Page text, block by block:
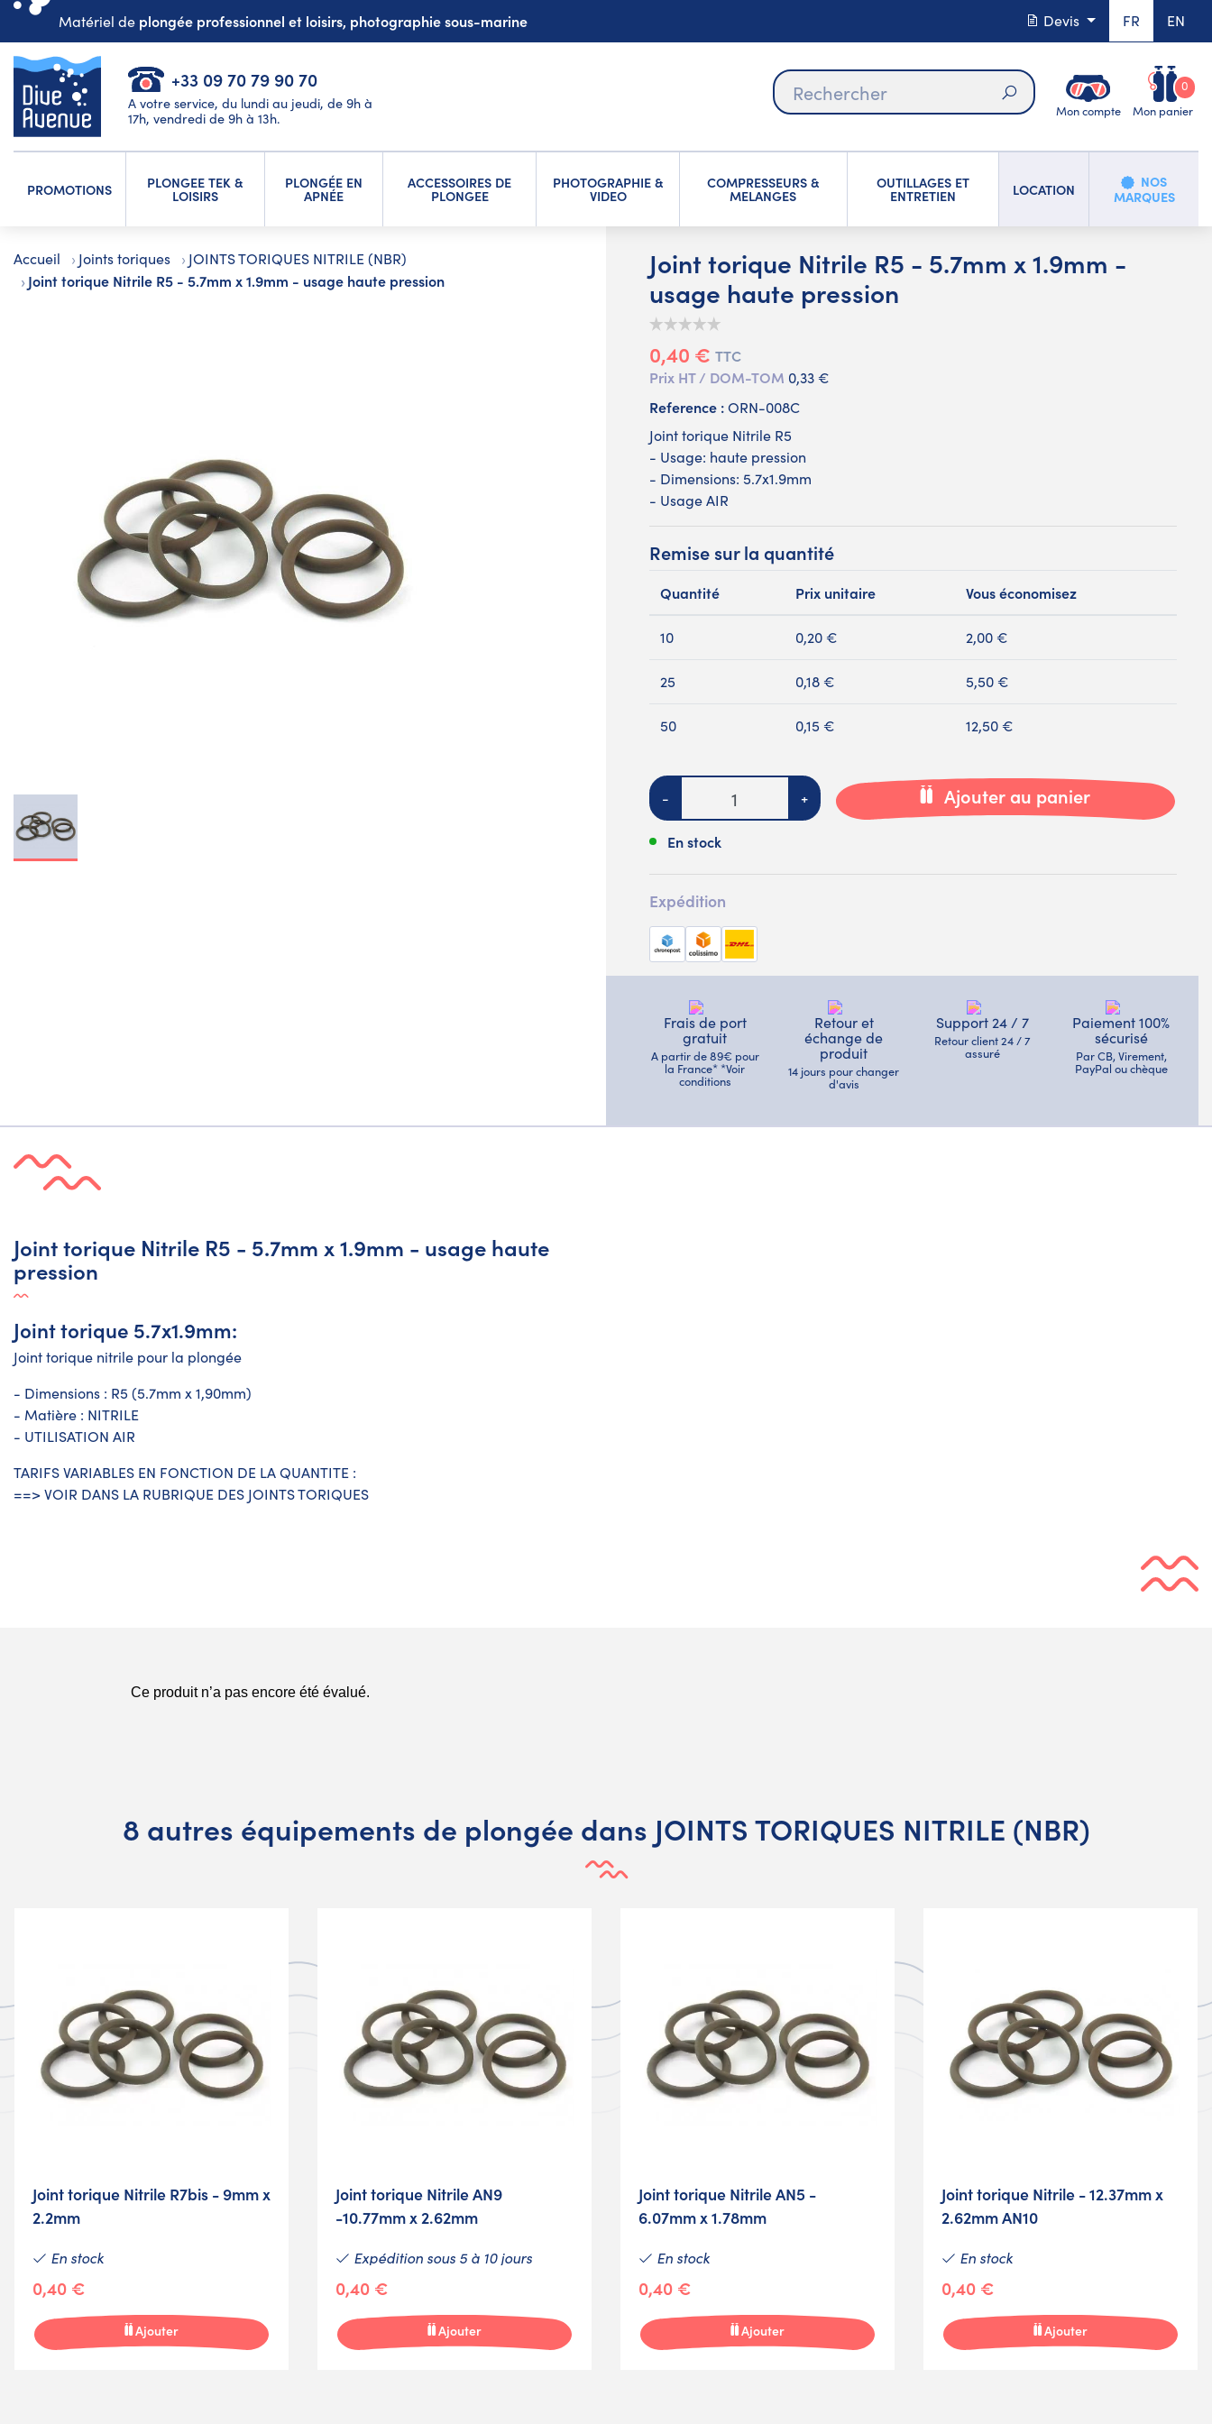
Matériel de plongée professionnel et loisirs, photographie sous-marine Devis FR EN
+33 09 70 79 90 70
A votre service, du lundi au jeudi, de 9h à
17h, vendredi de 9h à 13h.
Rechercher
Mon compte Mon panier
0
PROMOTIONS PLONGEE TEK &
LOISIRS
PLONGÉE EN
APNÉE
ACCESSOIRES DE
PLONGEE
PHOTOGRAPHIE &
VIDEO
COMPRESSEURS &
MELANGES
OUTILLAGES ET
ENTRETIEN LOCATION
NOS
MARQUES
Accueil Joints toriques JOINTS TORIQUES NITRILE (NBR)
Joint torique Nitrile R5 - 5.7mm x 1.9mm - usage haute pression
Joint torique Nitrile R5 - 5.7mm x 1.9mm -
usage haute pression
0,40 € TTC
Prix HT / DOM-TOM 0,33 €
Reference :ORN-008C
Joint torique Nitrile R5
- Usage: haute pression
- Dimensions: 5.7x1.9mm
- Usage AIR
Remise sur la quantité
Quantité Prix unitaire Vous économisez
10 0,20 € 2,00 €
25 0,18 € 5,50 €
50 0,15 € 12,50 €
Quantité
- + Ajouter au panier
En stock
Expédition
Frais de port
gratuit
A partir de 89€ pour
la France* *Voir
conditions
Retour et
échange de
produit
14 jours pour changer
d'avis
Support 24 / 7
Retour client 24 / 7
assuré
Paiement 100%
sécurisé
Par CB, Virement,
PayPal ou chèque
Joint torique Nitrile R5 - 5.7mm x 1.9mm - usage haute
pression
Joint torique 5.7x1.9mm:
Joint torique nitrile pour la plongée
- Dimensions : R5 (5.7mm x 1,90mm)
- Matière : NITRILE
- UTILISATION AIR
TARIFS VARIABLES EN FONCTION DE LA QUANTITE :
==> VOIR DANS LA RUBRIQUE DES JOINTS TORIQUES
8 autres équipements de plongée dans JOINTS TORIQUES NITRILE (NBR)
Joint torique Nitrile R7bis - 9mm x
2.2mm
En stock
0,40 €
Ajouter
Joint torique Nitrile AN9
-10.77mm x 2.62mm
Expédition sous 5 à 10 jours
0,40 €
Ajouter
Joint torique Nitrile AN5 -
6.07mm x 1.78mm
En stock
0,40 €
Ajouter
Joint torique Nitrile - 12.37mm x
2.62mm AN10
En stock
0,40 €
Ajouter